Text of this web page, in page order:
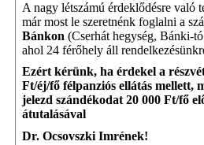
A nagy létszámú érdeklődésre való
már most le szeretnénk foglalni a
Bánkon (Cserhát hegység, Bánki-
ahol 24 férőhely áll
Ezért kérünk, ha érdekel a
Ft/éj/fő félpanziós ellátás mellett,
jelezd szándékodat 20 000 Ft/fő
átutalásával
Dr. Ocsovszki Imrének!